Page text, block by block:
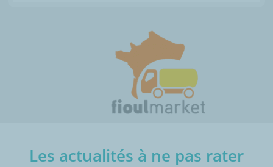
Les actualités à ne pas rater